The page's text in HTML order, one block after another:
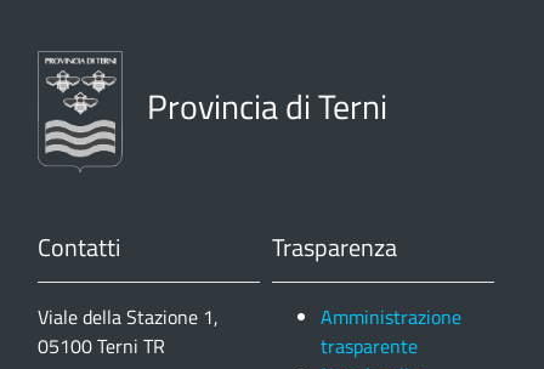
Provincia di Terni
Contatti
Viale della Stazione 1,
05100 Terni TR
Trasparenza
Amministrazione
trasparente